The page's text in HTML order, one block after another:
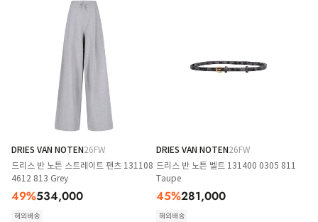
DRIES VAN NOTEN26FW
드리스 반 노튼 스트레이트 팬츠 131108
4612 813 Grey
49%534,000
해외배송
DRIES VAN NOTEN26FW
드리스 반 노튼 벨트 131400 0305 811
Taupe
45%281,000
해외배송